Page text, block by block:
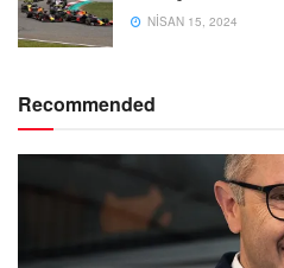
NISAN 15, 2024
Recommended